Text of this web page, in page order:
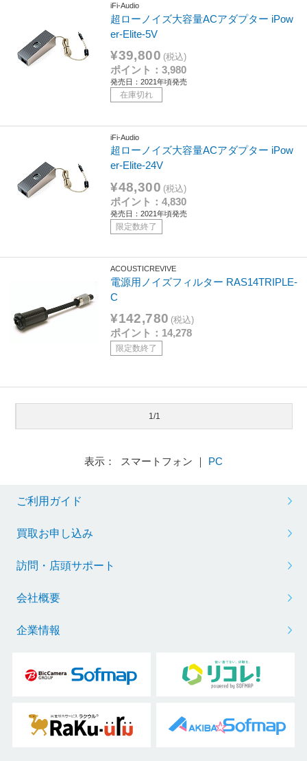
iFi-Audio
超ローノイズ大容量ACアダプター iPow
er-Elite-5V
¥39,800 (税込)
ポイント：3,980
発売日：2021年頃発売
在庫切れ
iFi-Audio
超ローノイズ大容量ACアダプター iPow
er-Elite-24V
¥48,300 (税込)
ポイント：4,830
発売日：2021年頃発売
限定数終了
ACOUSTICREVIVE
電源用ノイズフィルター RAS14TRIPLE-
C
¥142,780 (税込)
ポイント：14,278
限定数終了
1/1
表示： スマートフォン ｜ PC
ご利用ガイド
買取お申し込み
訪問・店頭サポート
会社概要
企業情報